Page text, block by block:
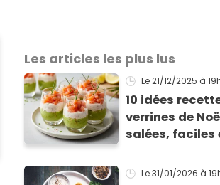
Les articles les plus lus
Le 21/12/2025 à
10 idées
verrines de
salées, faciles
Le 31/01/2026 à